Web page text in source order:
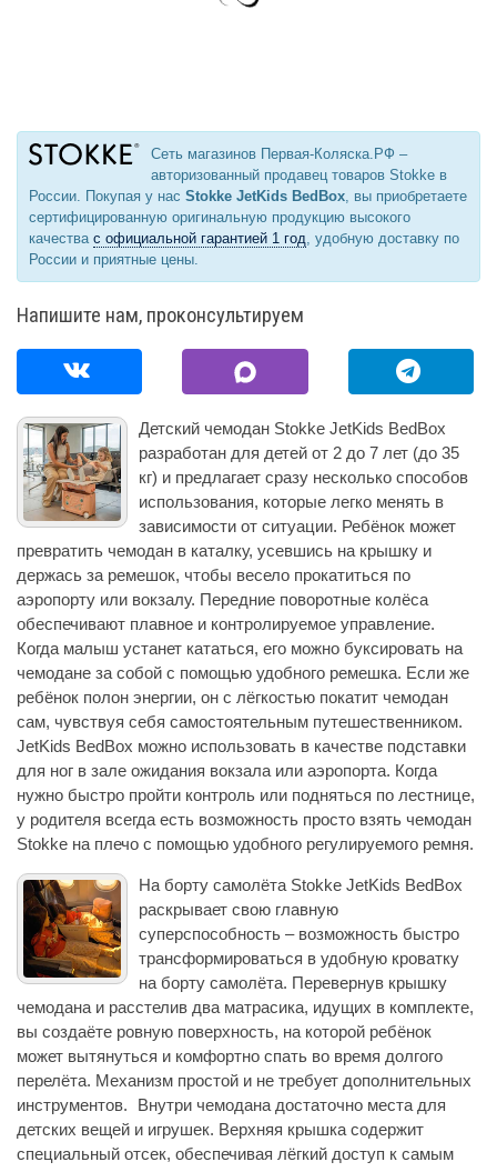
Сеть магазинов Первая-Коляска.РФ –
авторизованный продавец товаров Stokke в
России. Покупая у нас Stokke JetKids BedBox , вы приобретаете
сертифицированную оригинальную продукцию высокого
качества с официальной гарантией 1 год , удобную доставку по
России и приятные цены.
Напишите нам, проконсультируем
Детский чемодан Stokke JetKids BedBox
разработан для детей от 2 до 7 лет (до 35
кг) и предлагает сразу несколько способов
использования, которые легко менять в
зависимости от ситуации. Ребёнок может
превратить чемодан в каталку, усевшись на крышку и
держась за ремешок, чтобы весело прокатиться по
аэропорту или вокзалу. Передние поворотные колёса
обеспечивают плавное и контролируемое управление.
Когда малыш устанет кататься, его можно буксировать на
чемодане за собой с помощью удобного ремешка. Если же
ребёнок полон энергии, он с лёгкостью покатит чемодан
сам, чувствуя себя самостоятельным путешественником.
JetKids BedBox можно использовать в качестве подставки
для ног в зале ожидания вокзала или аэропорта. Когда
нужно быстро пройти контроль или подняться по лестнице,
у родителя всегда есть возможность просто взять чемодан
Stokke на плечо с помощью удобного регулируемого ремня.
На борту самолёта Stokke JetKids BedBox
раскрывает свою главную
суперспособность – возможность быстро
трансформироваться в удобную кроватку
на борту самолёта. Перевернув крышку
чемодана и расстелив два матрасика, идущих в комплекте,
вы создаёте ровную поверхность, на которой ребёнок
может вытянуться и комфортно спать во время долгого
перелёта. Механизм простой и не требует дополнительных
инструментов. Внутри чемодана достаточно места для
детских вещей и игрушек. Верхняя крышка содержит
специальный отсек, обеспечивая лёгкий доступ к самым